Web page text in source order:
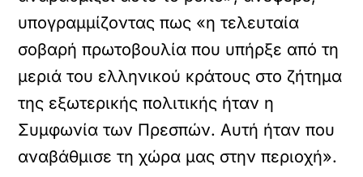
υπογραμμίζοντας πως «η τελευταία
σοβαρή πρωτοβουλία που υπήρξε από τη
μεριά του ελληνικού κράτους στο ζήτημα
της εξωτερικής πολιτικής ήταν η
Συμφωνία των Πρεσπών. Αυτή ήταν που
αναβάθμισε τη χώρα μας στην περιοχή».